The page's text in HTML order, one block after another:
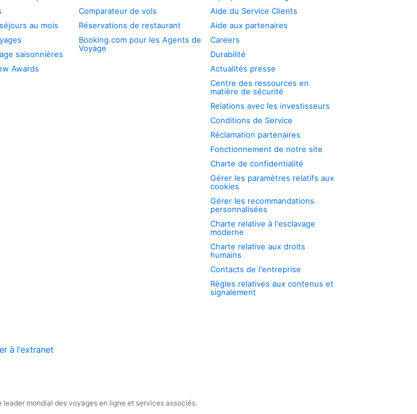
au mois
saisonnières
Awards
Comparateur de vols
Réservations de restaurant
Booking.com pour les Agents de
Voyage
Aide du Service Clients
Aide aux partenaires
Careers
Durabilité
Actualités presse
Centre des ressources en
matière de sécurité
Relations avec les investisseurs
Conditions de Service
Réclamation partenaires
Fonctionnement de notre site
Charte de confidentialité
Gérer les paramètres relatifs aux
cookies
Gérer les recommandations
personnalisées
Charte relative à l'esclavage
moderne
Charte relative aux droits
humains
Contacts de l'entreprise
Règles relatives aux contenus et
signalement
à l'extranet
mondial des voyages en ligne et services associés.